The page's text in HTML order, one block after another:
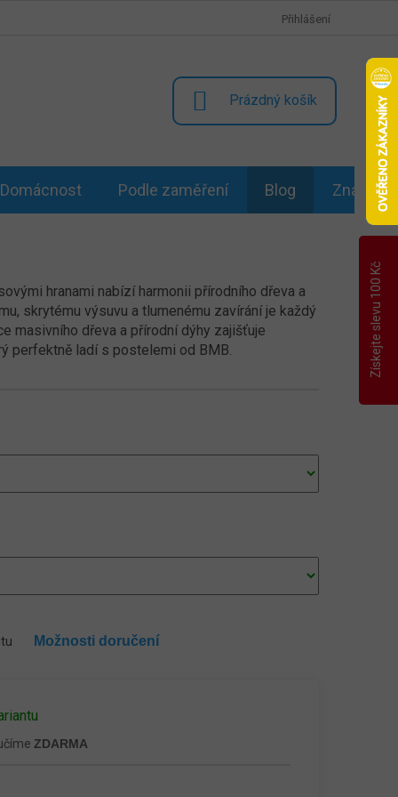
Přihlášení
NÁKUPNÍ
KOŠÍK
Prázdný košík
Domácnost Podle zaměření Blog Značky
ZDARMA
Možnosti doručení
hranami nabízí harmonii přírodního dřeva a
skrytému výsuvu a tlumenému zavírání je každý
masivního dřeva a přírodní dýhy zajišťuje
perfektně ladí s postelemi od BMB.
Získejte slevu 100 Kč